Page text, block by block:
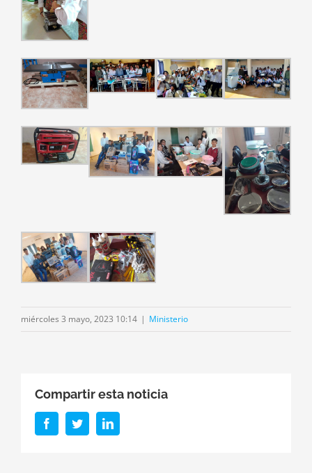
miércoles 3 mayo, 2023 10:14 | Ministerio
Compartir esta noticia
FacebookTwitterLinkedIn